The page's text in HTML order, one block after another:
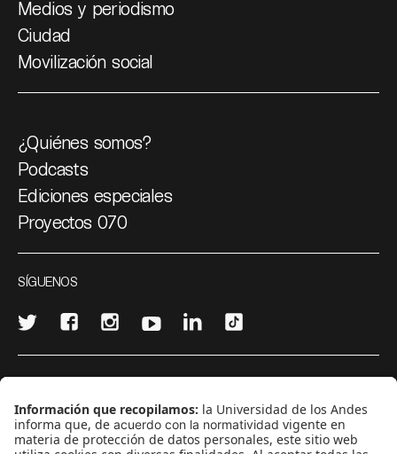
Medios y periodismo
Ciudad
Movilización social
¿Quiénes somos?
Podcasts
Ediciones especiales
Proyectos 070
SÍGUENOS
CONTÁCTANOS